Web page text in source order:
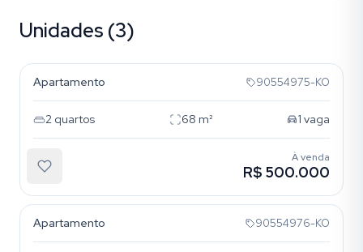
Unidades (3)
Cristal
Apartamento 90554975-KO
2 quartos 68 m² 1 vaga
À venda
R$ 500.000
Apartamento 90554976-KO